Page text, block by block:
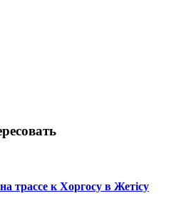
трассе к Хоргосу в Жетісу